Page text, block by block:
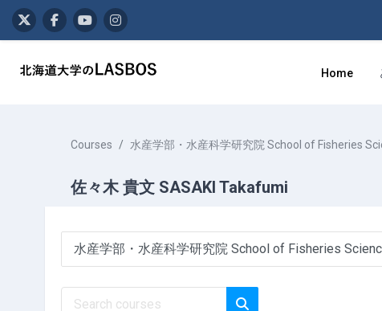
Home
Courses 水産学部・水産科学研究院 School of Fisheries
佐々木 貴文 SASAKI Takafumi
Course categories